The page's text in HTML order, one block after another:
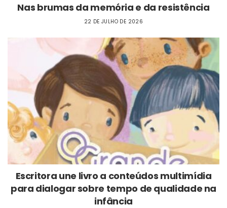
Nas brumas da memória e da resistência
22 DE JULHO DE 2026
Escritora une livro a conteúdos multimídia
para dialogar sobre tempo de qualidade na
infância